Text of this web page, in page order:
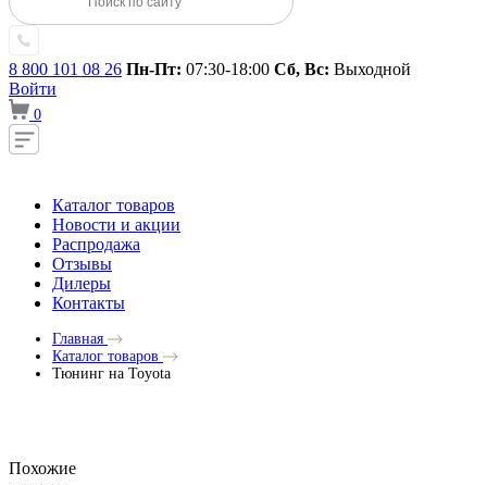
8 800 101 08 26 Пн-Пт: 07:30-18:00 Сб, Вс: Выходной
Войти
0
Каталог товаров
Новости и акции
Распродажа
Отзывы
Дилеры
Контакты
Главная
Каталог товаров
Тюнинг на Toyota
Похожие